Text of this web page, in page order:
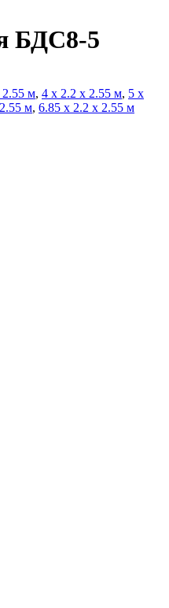
БДС8-5
2.55 м, 4 х 2.2 х 2.55 м, 5 х
м, 6.85 х 2.2 х 2.55 м